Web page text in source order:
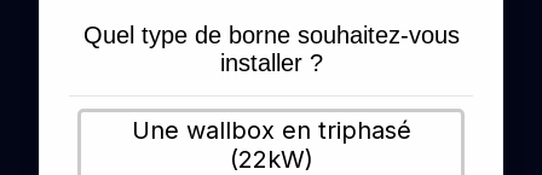
Quel type de borne souhaitez-vous
installer ?
Une wallbox en triphasé
(22kW)